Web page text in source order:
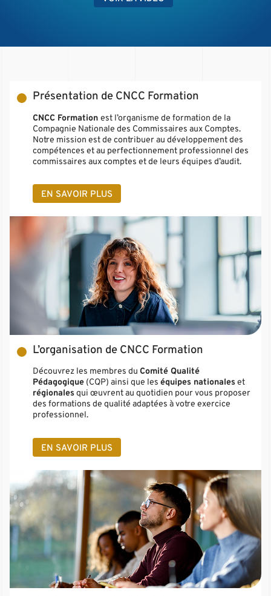
Présentation de CNCC Formation
CNCC Formationest l’organisme de formation de la
Compagnie Nationale des Commissaires aux Comptes.
Notre mission est de contribuer au développement des
compétences et au perfectionnement professionnel des
commissaires aux comptes et de leurs équipes d’audit.
EN SAVOIR PLUS
L’organisation de CNCC Formation
Découvrez les membres duComité Qualité
Pédagogique (CQP) ainsi que leséquipes nationaleset
régionalesqui œuvrent au quotidien pour vous proposer
des formations de qualité adaptées à votre exercice
professionnel.
EN SAVOIR PLUS